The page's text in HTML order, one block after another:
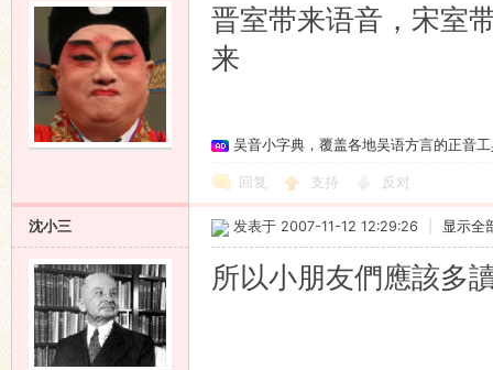
晋室带来语音，宋室
来
吴音小字典，覆盖各地吴语方言的正音
回复 支持 反对
沈小三 发表于 2007-11-12 12:29:26 显示全
所以小朋友們應該多